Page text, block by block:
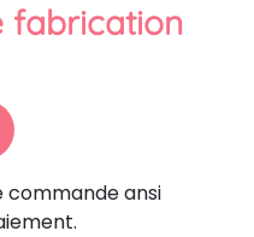
fabrication
commande ansi